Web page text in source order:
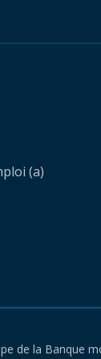
(a)
de la Banque